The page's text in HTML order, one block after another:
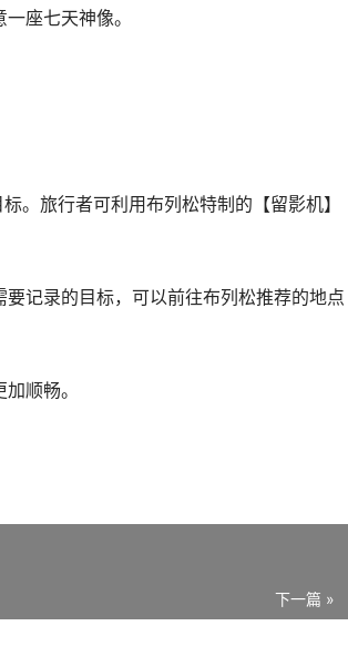
座七天神像。
。旅行者可利用布列松特制的【留影机】
记录的目标，可以前往布列松推荐的地点
顺畅。
下一篇 »